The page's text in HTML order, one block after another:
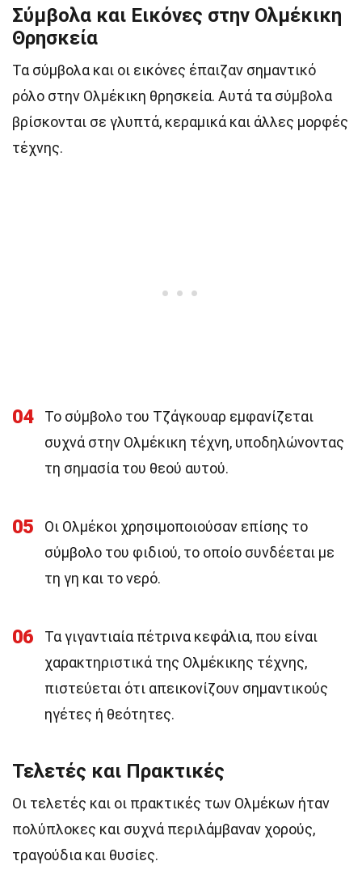
Σύμβολα και Εικόνες στην Ολμέκικη
Θρησκεία
Τα σύμβολα και οι εικόνες έπαιζαν σημαντικό
ρόλο στην Ολμέκικη θρησκεία. Αυτά τα σύμβολα
βρίσκονται σε γλυπτά, κεραμικά και άλλες μορφές
τέχνης.
04
Το σύμβολο του Τζάγκουαρ εμφανίζεται
συχνά στην Ολμέκικη τέχνη, υποδηλώνοντας
τη σημασία του θεού αυτού.
05
Οι Ολμέκοι χρησιμοποιούσαν επίσης το
σύμβολο του φιδιού, το οποίο συνδέεται με
τη γη και το νερό.
06
Τα γιγαντιαία πέτρινα κεφάλια, που είναι
χαρακτηριστικά της Ολμέκικης τέχνης,
πιστεύεται ότι απεικονίζουν σημαντικούς
ηγέτες ή θεότητες.
Τελετές και Πρακτικές
Οι τελετές και οι πρακτικές των Ολμέκων ήταν
πολύπλοκες και συχνά περιλάμβαναν χορούς,
τραγούδια και θυσίες.